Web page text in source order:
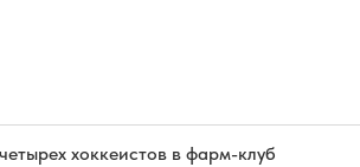
хоккеистов в фарм-клуб